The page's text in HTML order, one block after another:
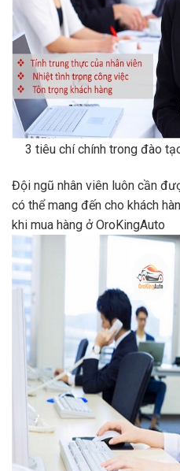
3 tiêu chí chính trong đào
Đội ngũ nhân viên luôn cần
có thể mang đến cho khách
khi mua hàng ở OroKingAuto